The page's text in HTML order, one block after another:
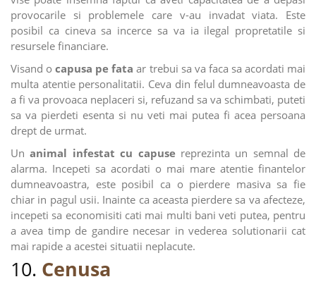
provocarile si problemele care v-au invadat viata. Este
posibil ca cineva sa incerce sa va ia ilegal propretatile si
resursele financiare.
Visand ocapusa pe fata ar trebui sa va faca sa acordati mai
multa atentie personalitatii. Ceva din felul dumneavoasta de
a fi va provoaca neplaceri si, refuzand sa va schimbati, puteti
sa va pierdeti esenta si nu veti mai putea fi acea persoana
drept de urmat.
Unanimal infestat cu capusereprezinta un semnal de
alarma. Incepeti sa acordati o mai mare atentie finantelor
dumneavoastra, este posibil ca o pierdere masiva sa fie
chiar in pagul usii. Inainte ca aceasta pierdere sa va afecteze,
incepeti sa economisiti cati mai multi bani veti putea, pentru
a avea timp de gandire necesar in vederea solutionarii cat
mai rapide a acestei situatii neplacute.
10. Cenusa